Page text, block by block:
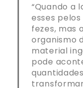
“Quando a
esses
fezes, mas
organismo
material
pode